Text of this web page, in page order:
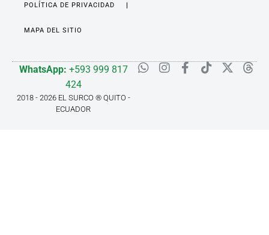
POLÍTICA DE PRIVACIDAD
MAPA DEL SITIO
WhatsApp: +593 999 817
424
2018 - 2026 EL SURCO ® QUITO -
ECUADOR